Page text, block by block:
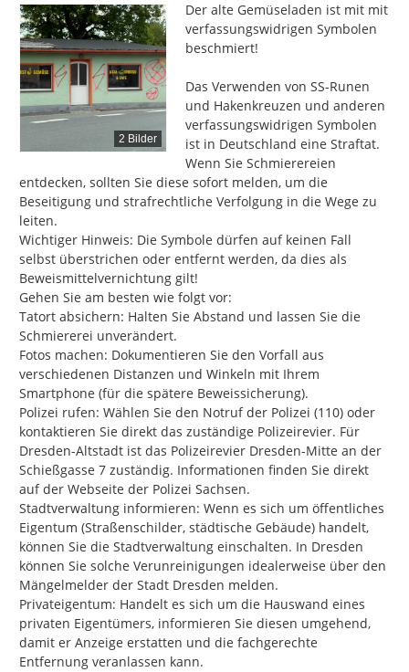
2 Bilder
Der alte Gemüseladen ist mit mit
verfassungswidrigen Symbolen
beschmiert!
Das Verwenden von SS-Runen
und Hakenkreuzen und anderen
verfassungswidrigen Symbolen
ist in Deutschland eine Straftat.
Wenn Sie Schmierereien
entdecken, sollten Sie diese sofort melden, um die
Beseitigung und strafrechtliche Verfolgung in die Wege zu
leiten.
Wichtiger Hinweis: Die Symbole dürfen auf keinen Fall
selbst überstrichen oder entfernt werden, da dies als
Beweismittelvernichtung gilt!
Gehen Sie am besten wie folgt vor:
Tatort absichern: Halten Sie Abstand und lassen Sie die
Schmiererei unverändert.
Fotos machen: Dokumentieren Sie den Vorfall aus
verschiedenen Distanzen und Winkeln mit Ihrem
Smartphone (für die spätere Beweissicherung).
Polizei rufen: Wählen Sie den Notruf der Polizei (110) oder
kontaktieren Sie direkt das zuständige Polizeirevier. Für
Dresden-Altstadt ist das Polizeirevier Dresden-Mitte an der
Schießgasse 7 zuständig. Informationen finden Sie direkt
auf der Webseite der Polizei Sachsen.
Stadtverwaltung informieren: Wenn es sich um öffentliches
Eigentum (Straßenschilder, städtische Gebäude) handelt,
können Sie die Stadtverwaltung einschalten. In Dresden
können Sie solche Verunreinigungen idealerweise über den
Mängelmelder der Stadt Dresden melden.
Privateigentum: Handelt es sich um die Hauswand eines
privaten Eigentümers, informieren Sie diesen umgehend,
damit er Anzeige erstatten und die fachgerechte
Entfernung veranlassen kann.